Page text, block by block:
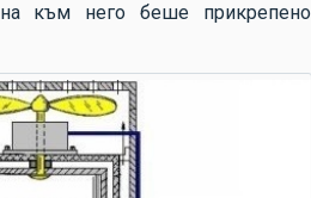
към него беше